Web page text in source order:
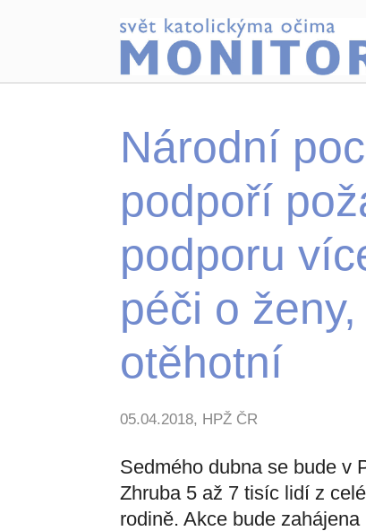
Národní
podpoří
podporu
péči o
otěhotní
05.04.2018, HPŽ ČR
Sedmého dubna se bude v
Zhruba 5 až 7 tisíc lidí z
rodině. Akce bude